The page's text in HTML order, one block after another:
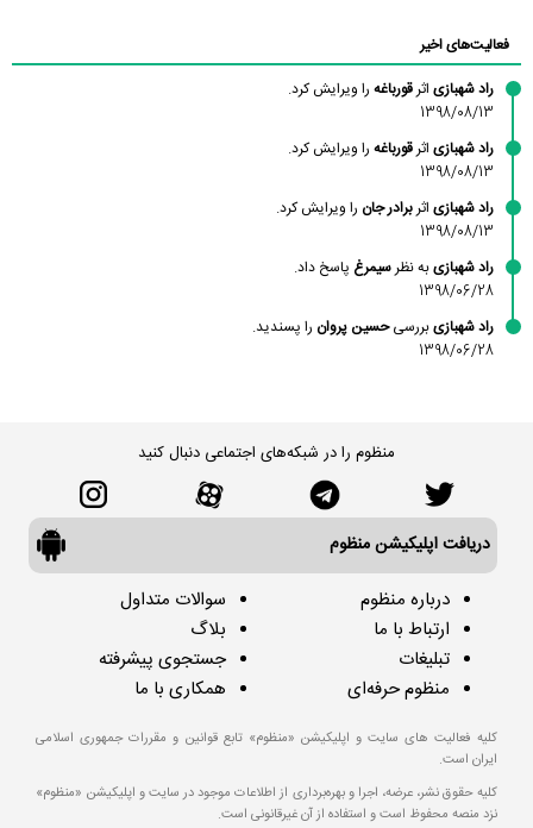
فعالیت‌های اخیر
راد شهبازی اثرقورباغه را ویرایش کرد.
1398/08/13
راد شهبازی اثرقورباغه را ویرایش کرد.
1398/08/13
راد شهبازی اثربرادر جان را ویرایش کرد.
1398/08/13
راد شهبازیبه نظرسیمرغ پاسخ داد.
1398/06/28
راد شهبازیبررسیحسین پروان را پسندید.
1398/06/28
منظوم را در شبکه‌های اجتماعی دنبال کنید
دریافت اپلیکیشن منظوم
درباره منظوم
ارتباط با ما
تبلیغات
منظوم حرفه‌ای
سوالات متداول
بلاگ
جستجوی پیشرفته
همکاری با ما
کلیه فعالیت های سایت و اپلیکیشن «منظوم» تابع قوانین و مقررات جمهوری اسلامی
ایران است.
کلیه حقوق نشر، عرضه، اجرا و بهره‌برداری از اطلاعات موجود در سایت و اپلیکیشن «منظوم»
نزد منصه محفوظ است و استفاده از آن غیرقانونی است.